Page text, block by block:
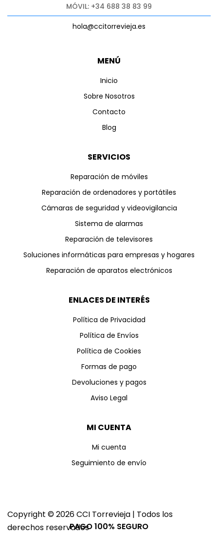
MENÚ
Inicio
Sobre Nosotros
Contacto
Blog
SERVICIOS
Reparación de móviles
Reparación de ordenadores y portátiles
Cámaras de seguridad y videovigilancia
Sistema de alarmas
Reparación de televisores
Soluciones informáticas para empresas y hogares
Reparación de aparatos electrónicos
ENLACES DE INTERÉS
Política de Privacidad
Política de Envíos
Política de Cookies
Formas de pago
Devoluciones y pagos
Aviso Legal
MI CUENTA
Mi cuenta
Seguimiento de envío
MÓVIL: +34 688 38 83 99
hola@ccitorrevieja.es
Copyright © 2026 CCI Torrevieja | Todos los
derechos reservadosPAGO 100% SEGURO